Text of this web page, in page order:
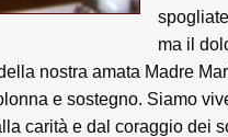
ma il
nostra amata Madre
e sostegno. Siamo
carità e dal coraggio dei